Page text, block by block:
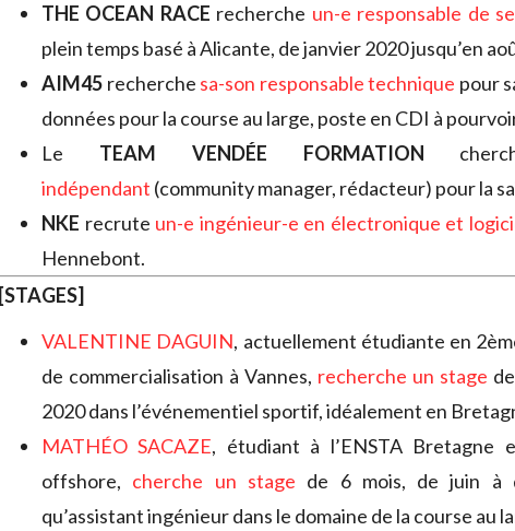
THE OCEAN RACE recherche un-e responsable de
plein temps basé à Alicante, de janvier 2020 jusqu’en
AIM45 recherche sa-son responsable technique pour
données pour la course au large, poste en CDI à
Le TEAM VENDÉE FORMATION
indépendant (community manager, rédacteur) pour la
NKE recrute un-e ingénieur-e en électronique et
Hennebont.
[STAGES]
VALENTINE DAGUIN, actuellement étudiante en
de commercialisation à Vannes, recherche un stage
2020 dans l’événementiel sportif, idéalement en
MATHÉO SACAZE, étudiant à l’ENSTA Bretagne
offshore, cherche un stage de 6 mois, de juin à
qu’assistant ingénieur dans le domaine de la course au